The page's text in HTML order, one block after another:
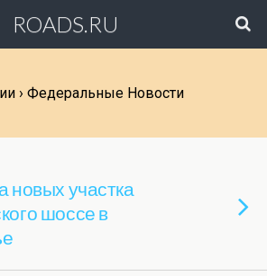
ROADS.RU
› Федеральные Новости
новых участка
шоссе в